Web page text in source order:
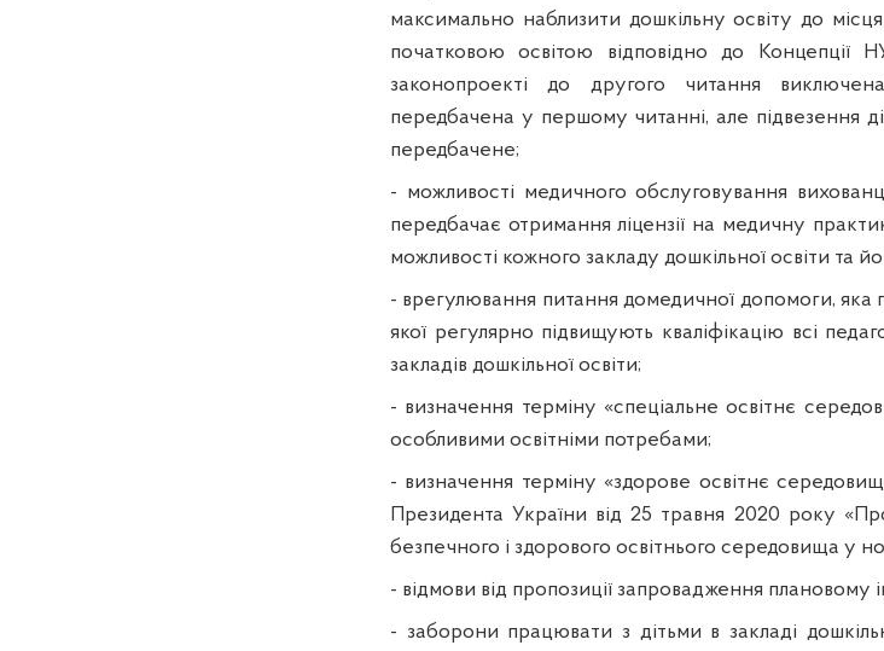
максимально наблизити дошкільну освіту до
початковою освітою відповідно до
законопроекті до другого читання
передбачена у першому читанні, але підвезення
передбачене;
- можливості медичного обслуговування
передбачає отримання ліцензії на медичну
можливості кожного закладу дошкільної освіти та
- врегулювання питання домедичної допомоги,
якої регулярно підвищують кваліфікацію всі
закладів дошкільної освіти;
- визначення терміну «спеціальне освітнє
особливими освітніми потребами;
- визначення терміну «здорове освітнє
Президента України від25 травня 2020 року
безпечного і здорового освітнього середовища у
- відмови від пропозиції запровадження плановому
- заборони працювати з дітьми в закладі